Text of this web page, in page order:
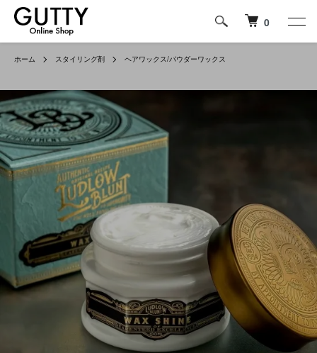
0
ホーム スタイリング剤 ヘアワックス/パウダーワックス